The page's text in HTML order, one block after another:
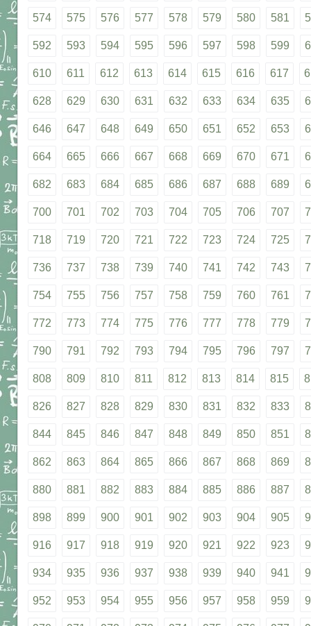
574 575 576 577 578 579 580 581
592 593 594 595 596 597 598 599
610 611 612 613 614 615 616 617
628 629 630 631 632 633 634 635
646 647 648 649 650 651 652 653
664 665 666 667 668 669 670 671
682 683 684 685 686 687 688 689
700 701 702 703 704 705 706 707
718 719 720 721 722 723 724 725
736 737 738 739 740 741 742 743
754 755 756 757 758 759 760 761
772 773 774 775 776 777 778 779
790 791 792 793 794 795 796 797
808 809 810 811 812 813 814 815
826 827 828 829 830 831 832 833
844 845 846 847 848 849 850 851
862 863 864 865 866 867 868 869
880 881 882 883 884 885 886 887
898 899 900 901 902 903 904 905
916 917 918 919 920 921 922 923
934 935 936 937 938 939 940 941
952 953 954 955 956 957 958 959